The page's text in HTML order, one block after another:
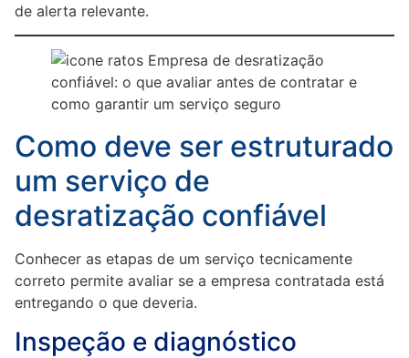
de alerta relevante.
Como deve ser estruturado
um serviço de
desratização confiável
Conhecer as etapas de um serviço tecnicamente
correto permite avaliar se a empresa contratada está
entregando o que deveria.
Inspeção e diagnóstico